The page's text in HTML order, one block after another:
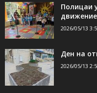
Полицаи
движение
2026/05/13
Ден на
2026/05/13